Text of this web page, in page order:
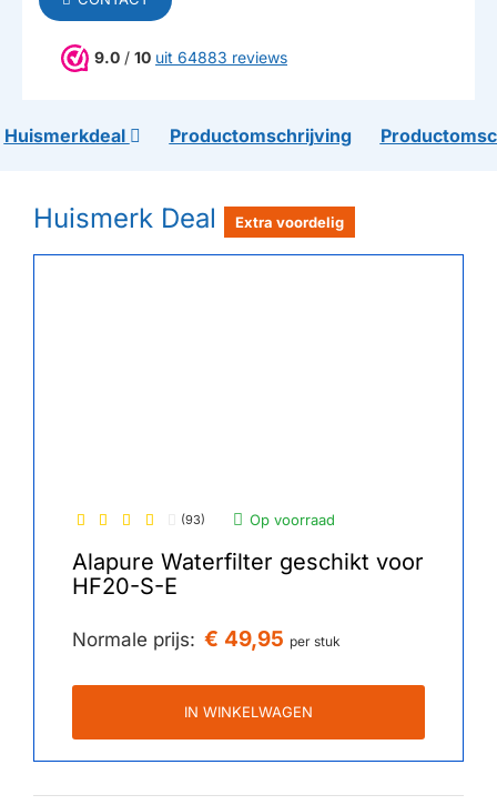
9.0 / 10 uit 64883 reviews
Huismerkdeal Productomschrijving
Huismerk Deal Extra voordelig
(93) Op voorraad
Alapure Waterfilter geschikt voor
HF20-S-E
Normale prijs: € 49,95 per stuk
IN WINKELWAGEN